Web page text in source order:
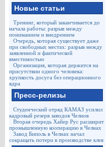
Новые статьи
Тренинг, который заканчивается до
начала работы: разрыв между
пониманием и внедрением
Очередь, которая существует даже
при свободных местах: разрыв между
заявленной и фактической
вместимостью
Организация, которая держится на
присутствии одного человека:
хрупкость досуга без операционного
ядра
Пресс-релизы
Студенческий отряд КАМАЗ усилил
кадровый резерв заводов Челнов
Вторая очередь Хайер Рус расширит
промышленную кооперацию в Челнах
Завод Биполь в Челнах начал
сокращать потери в производстве клея